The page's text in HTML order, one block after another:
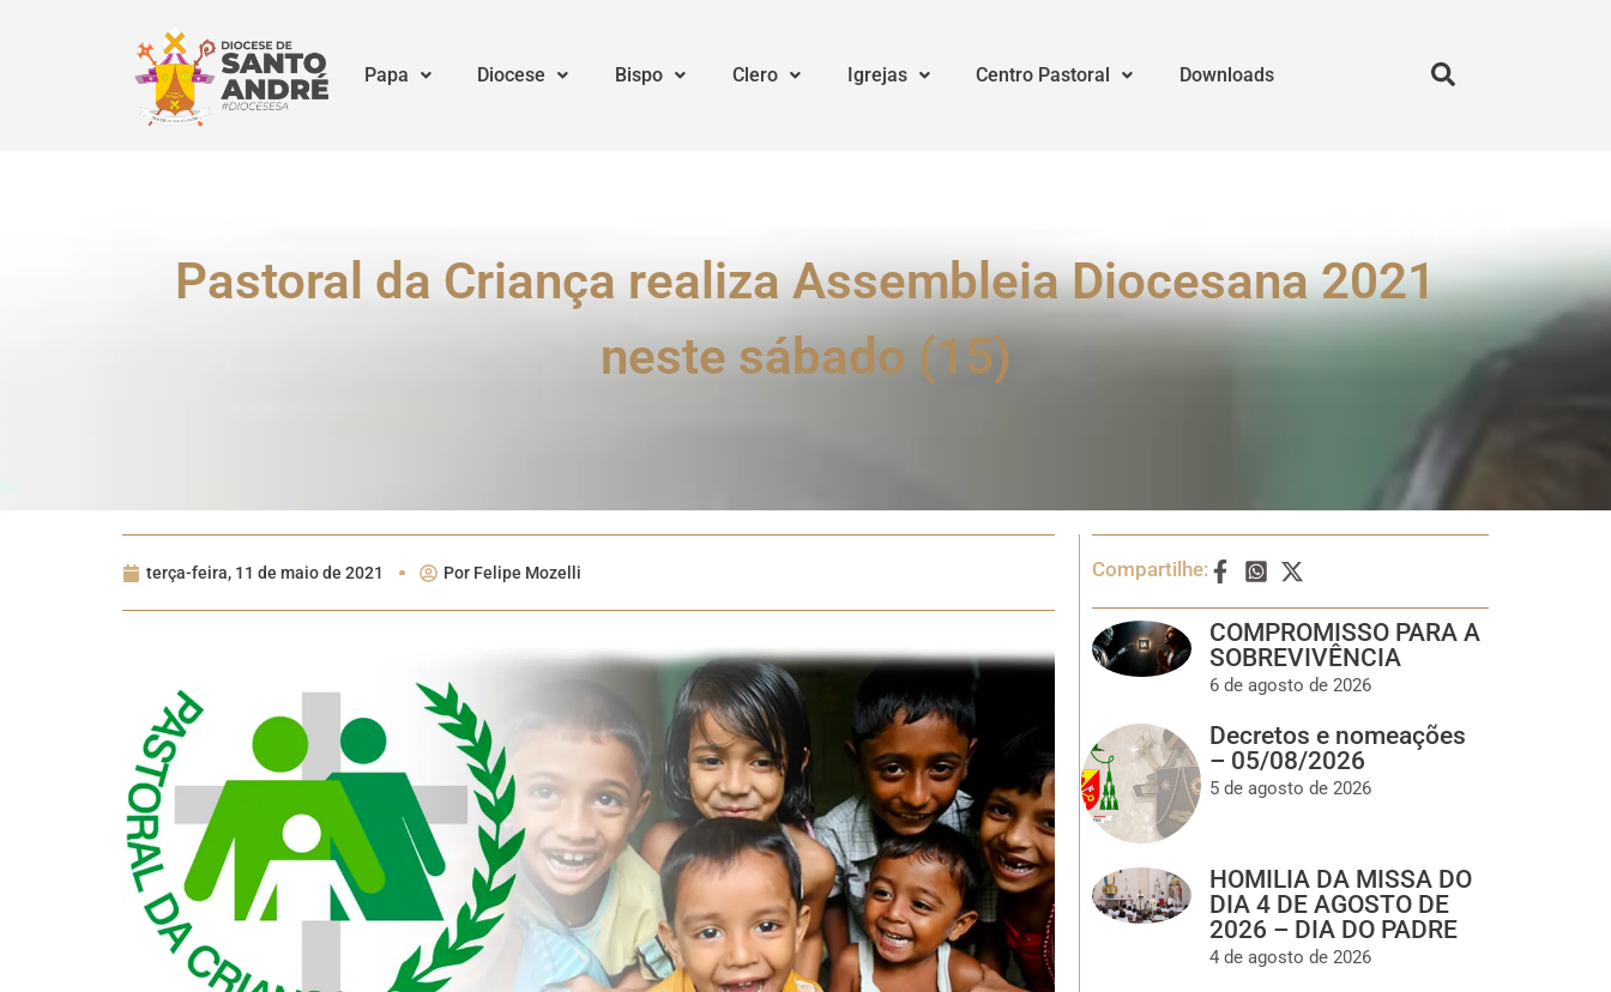
Papa Diocese Bispo Clero Igrejas Centro Pastoral Downloads
Pastoral da Criança realiza Assembleia Diocesana 2021
neste sábado (15)
terça-feira, 11 de maio de 2021 Por Felipe Mozelli Compartilhe:
COMPROMISSO PARA A
SOBREVIVÊNCIA
6 de agosto de 2026
Decretos e nomeações
– 05/08/2026
5 de agosto de 2026
HOMILIA DA MISSA DO
DIA 4 DE AGOSTO DE
2026 – DIA DO PADRE
4 de agosto de 2026